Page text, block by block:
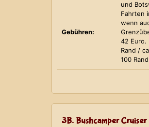
und
Fahrten
wenn
Gebühren:
42 Euro.
Rand /
100
3B. Bushcamper